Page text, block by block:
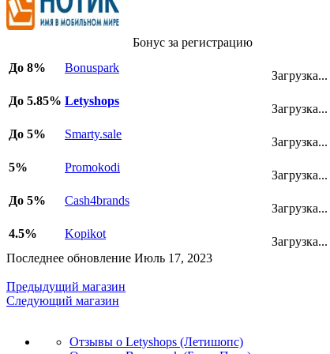
Бонус за регистрацию
До 8%
Bonuspark
Загрузка...
До 5.85% Letyshops
Загрузка...
До 5% Smarty.sale
Загрузка...
5% Promokodi
Загрузка...
До 5% Cash4brands
Загрузка...
4.5% Kopikot
Загрузка...
Последнее обновление Июль 17, 2023
Предыдущий магазин
Следующий магазин
Отзывы о Letyshops (Летишопс)